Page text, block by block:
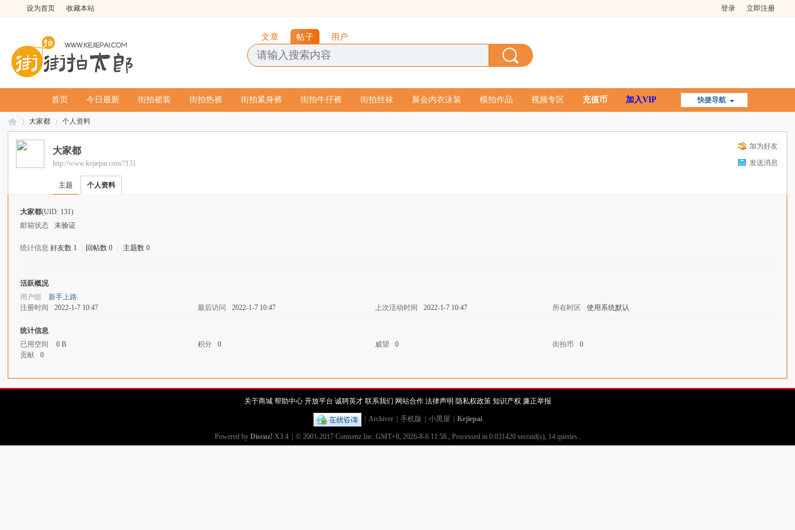
设为首页 收藏本站 登录 立即注册
文章 帖子 用户
快捷导航
首页 今日最新 街拍裙装 街拍热裤 街拍紧身裤 街拍牛仔裤 街拍丝袜 展会内衣泳装 模拍作品 视频专区 充值币 加入VIP
大家都 个人资料
加为好友
发送消息
大家都
http://www.kejiepai.com/?131
主题 个人资料
大家都(UID: 131)
邮箱状态
未验证
统计信息 好友数 1 回帖数 0 主题数 0
活跃概况
用户组
新手上路
注册时间
2022-1-7 10:47 最后访问 2022-1-7 10:47 上次活动时间 2022-1-7 10:47 所在时区 使用系统默认
统计信息
已用空间
0 B 积分 0 威望 0 街拍币
0
贡献
0
关于商城 帮助中心 开放平台 诚聘英才 联系我们 网站合作 法律声明 隐私权政策 知识产权 廉正举报
Archiver 手机版 小黑屋 Kejiepai
Powered by Discuz! X3.4 © 2001-2017 Comsenz Inc. GMT+8, 2026-8-6 11:58, Processed in 0.031420 second(s), 14 queries .